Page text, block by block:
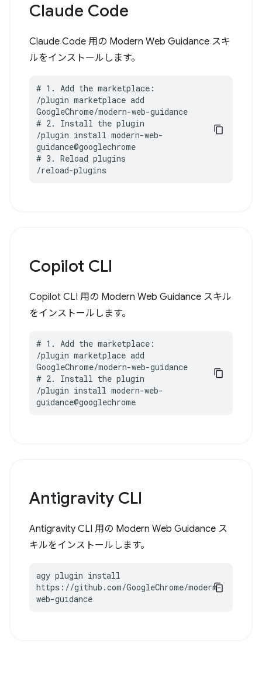
Claude Code
Claude Code 用の Modern Web Guidance スキ
ルをインストールします。
# 1. Add the marketplace:
/plugin marketplace add
GoogleChrome/modern-web-guidance
# 2. Install the plugin
/plugin install modern-web-
guidance@googlechrome
# 3. Reload plugins
/reload-plugins
Copilot CLI
Copilot CLI 用の Modern Web Guidance スキル
をインストールします。
# 1. Add the marketplace:
/plugin marketplace add
GoogleChrome/modern-web-guidance
# 2. Install the plugin
/plugin install modern-web-
guidance@googlechrome
Antigravity CLI
Antigravity CLI 用の Modern Web Guidance ス
キルをインストールします。
agy plugin install
https://github.com/GoogleChrome/modern-
web-guidance